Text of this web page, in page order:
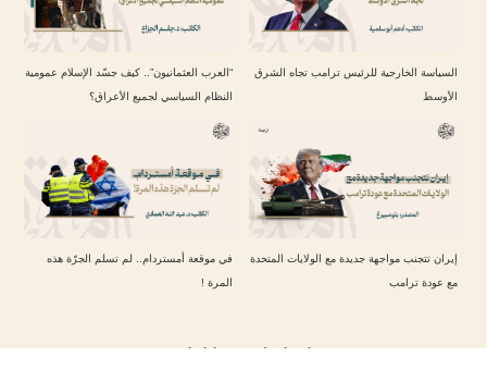
السياسة الخارجية للرئيس ترامب تجاه الشرق
الأوسط
“العرب العثمانيون”.. كيف جسّد الإسلام عمومية
النظام السياسي لجميع الأعراق؟
إيران تتجنب مواجهة جديدة مع الولايات المتحدة
مع عودة ترامب
في موقعة أمستردام.. لم تسلم الجرّة هذه
المرة !